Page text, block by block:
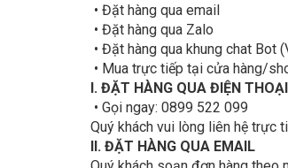
• Đặt hàng qua email
• Đặt hàng qua Zalo
• Đặt hàng qua khung chat Bot
• Mua trực tiếp tại cửa hàng/
I. ĐẶT HÀNG QUA ĐIỆN THOẠI
• Gọi ngay: 0899 522 099
Quý khách vui lòng liên hệ trực
II. ĐẶT HÀNG QUA EMAIL